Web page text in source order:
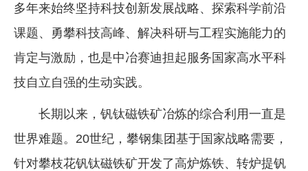
《资源再生》杂志
行情报价
多年来始终坚持科技创新发展战略、探索科学前沿
课题、勇攀科技高峰、解决科研与工程实施能力的
肯定与激励，也是中冶赛迪担起服务国家高水平科
技自立自强的生动实践。
长期以来，钒钛磁铁矿冶炼的综合利用一直是
世界难题。20世纪，攀钢集团基于国家战略需要，
针对攀枝花钒钛磁铁矿开发了高炉炼铁、转炉提钒